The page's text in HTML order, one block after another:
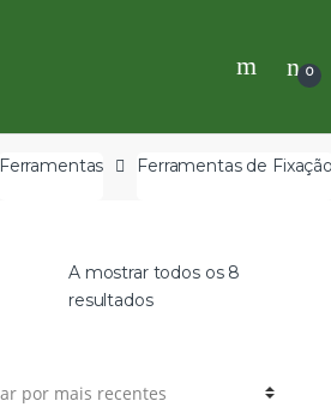
0
Ferramentas Ferramentas de
A mostrar todos os 8
resultados